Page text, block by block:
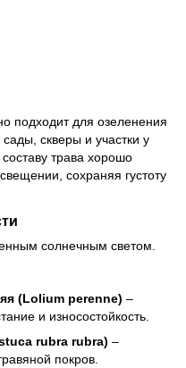
подходит для озеленения
скверы и участки у
трава хорошо
сохраняя густоту
солнечным светом.
(Lolium perenne) –
и износостойкость.
rubra rubra) –
покров.